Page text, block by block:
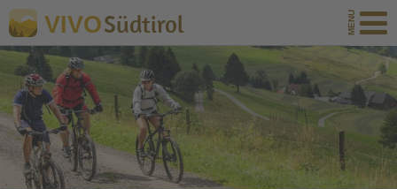
VIVOSüdtirol